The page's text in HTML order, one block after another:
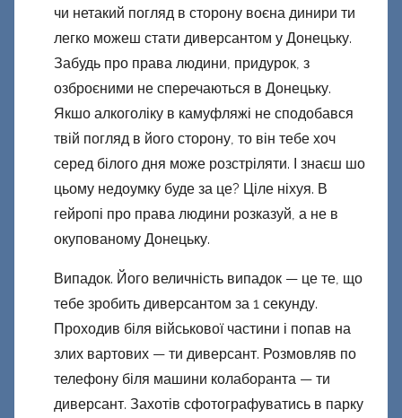
чи нетакий погляд в сторону воєна динири ти
легко можеш стати диверсантом у Донецьку.
Забудь про права людини, придурок, з
озброєними не сперечаються в Донецьку.
Якшо алкоголіку в камуфляжі не сподобався
твій погляд в його сторону, то він тебе хоч
серед білого дня може розстріляти. І знаєш шо
цьому недоумку буде за це? Ціле ніхуя. В
гейропі про права людини розказуй, а не в
окупованому Донецьку.
Випадок. Його величність випадок — це те, що
тебе зробить диверсантом за 1 секунду.
Проходив біля військової частини і попав на
злих вартових — ти диверсант. Розмовляв по
телефону біля машини колаборанта — ти
диверсант. Захотів сфотографуватись в парку